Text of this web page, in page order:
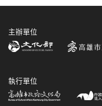
主辦單位
執行單位